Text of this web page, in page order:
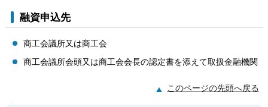
融資申込先
商工会議所又は商工会
商工会議所会頭又は商工会会長の認定書を添えて取扱金融機関
このページの先頭へ戻る